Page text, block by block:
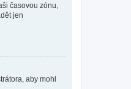
časovou zónu,
jen
aby mohl